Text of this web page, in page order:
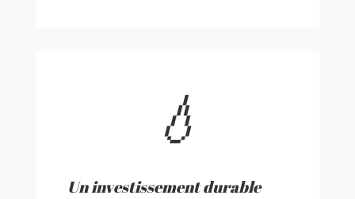
💧
Un investissement durable